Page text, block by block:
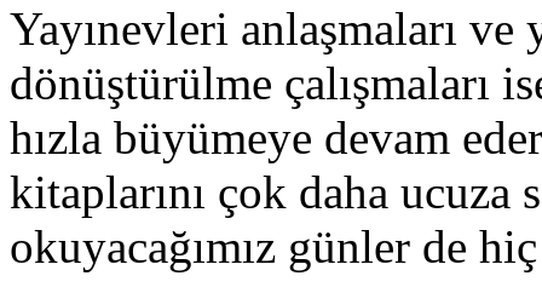
Yayınevleri anlaşmaları
dönüştürülme çalışmaları
hızla büyümeye devam
kitaplarını çok daha ucuza
okuyacağımız günler de